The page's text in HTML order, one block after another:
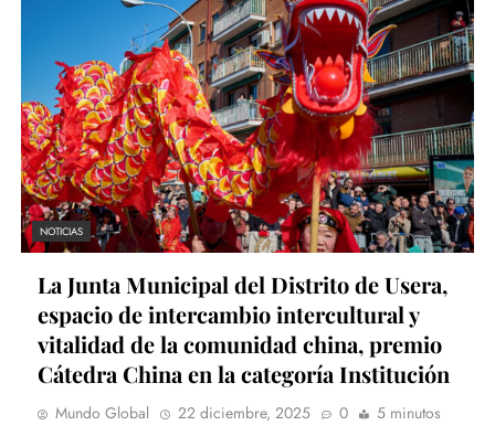
NOTICIAS
La Junta Municipal del Distrito de Usera,
espacio de intercambio intercultural y
vitalidad de la comunidad china, premio
Cátedra China en la categoría Institución
Mundo Global 22 diciembre, 2025 0
5 minutos